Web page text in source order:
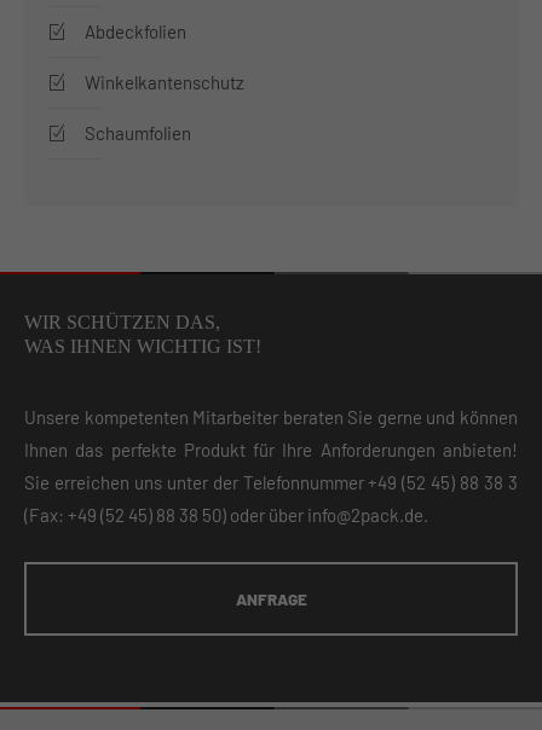
Abdeckfolien
Winkelkantenschutz
Schaumfolien
WIR SCHÜTZEN DAS,
WAS IHNEN WICHTIG IST!
Unsere kompetenten Mitarbeiter beraten Sie gerne und können
Ihnen das perfekte Produkt für Ihre Anforderungen anbieten!
Sie erreichen uns unter der Telefonnummer+49 (52 45) 88 38 3
(Fax: +49 (52 45) 88 38 50) oder über info@2pack.de.
ANFRAGE